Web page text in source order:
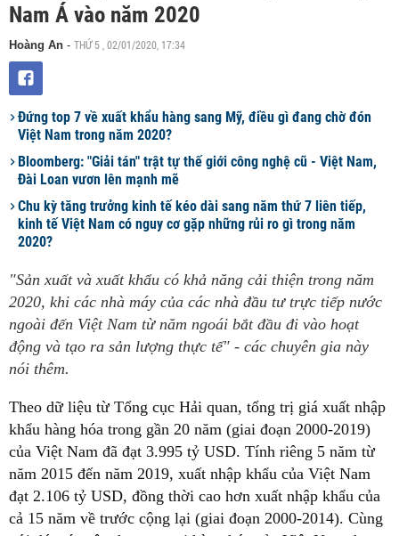
Nam Á vào năm 2020
Hoàng An - THỨ 5 , 02/01/2020, 17:34
Đứng top 7 về xuất khẩu hàng sang Mỹ, điều gì đang chờ đón
Việt Nam trong năm 2020?
Bloomberg: "Giải tán" trật tự thế giới công nghệ cũ - Việt Nam,
Đài Loan vươn lên mạnh mẽ
Chu kỳ tăng trưởng kinh tế kéo dài sang năm thứ 7 liên tiếp,
kinh tế Việt Nam có nguy cơ gặp những rủi ro gì trong năm
2020?
"Sản xuất và xuất khẩu có khả năng cải thiện trong năm
2020, khi các nhà máy của các nhà đầu tư trực tiếp nước
ngoài đến Việt Nam từ năm ngoái bắt đầu đi vào hoạt
động và tạo ra sản lượng thực tế" - các chuyên gia này
nói thêm.
Theo dữ liệu từ Tổng cục Hải quan, tổng trị giá xuất nhập
khẩu hàng hóa trong gần 20 năm (giai đoạn 2000-2019)
của Việt Nam đã đạt 3.995 tỷ USD. Tính riêng 5 năm từ
năm 2015 đến năm 2019, xuất nhập khẩu của Việt Nam
đạt 2.106 tỷ USD, đồng thời cao hơn xuất nhập khẩu của
cả 15 năm về trước cộng lại (giai đoạn 2000-2014). Cùng